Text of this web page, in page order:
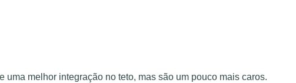
melhor integração no teto, mas são um pouco mais caros.